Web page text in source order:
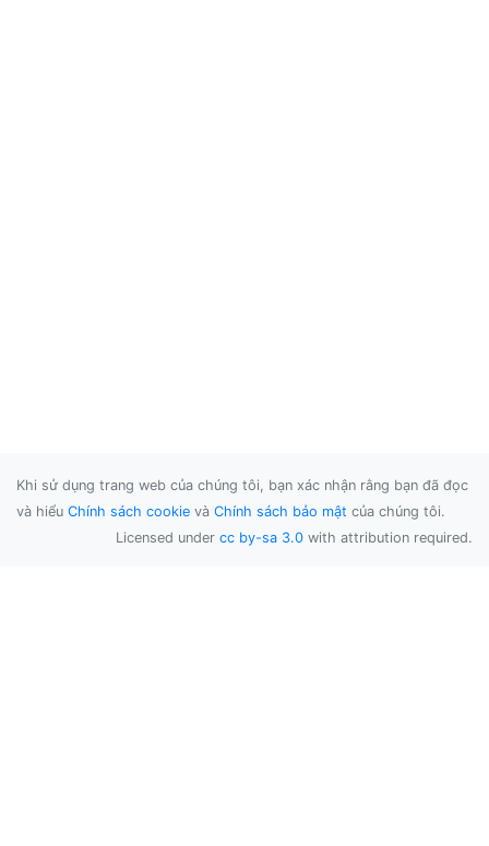
Khi sử dụng trang web của chúng tôi, bạn xác nhận rằng bạn đã đọc
và hiểu Chính sách cookie và Chính sách bảo mật của chúng tôi.
Licensed under cc by-sa 3.0 with attribution required.